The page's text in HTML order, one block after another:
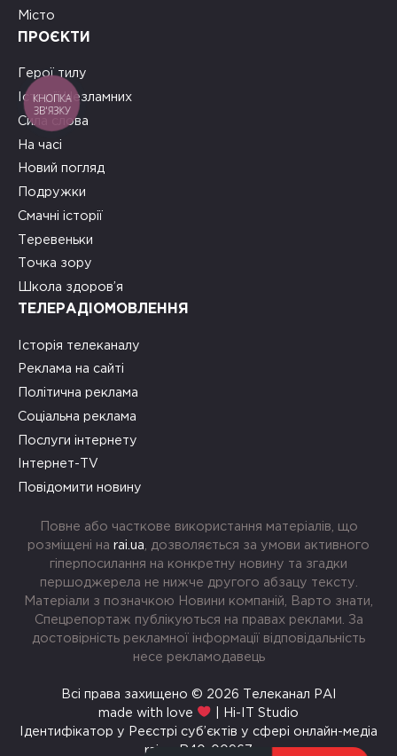
Місто
ПРОЄКТИ
Герої тилу
Історії Незламних
Сила слова
На часі
Новий погляд
Подружки
Смачні історії
Теревеньки
Точка зору
Школа здоров’я
ТЕЛЕРАДІОМОВЛЕННЯ
Історія телеканалу
Реклама на сайті
Політична реклама
Соціальна реклама
Послуги інтернету
Інтернет-TV
Повідомити новину
Повне або часткове використання матеріалів, що
розміщені на rai.ua , дозволяється за умови активного
гіперпосилання на конкретну новину та згадки
першоджерела не нижче другого абзацу тексту.
Матеріали з позначкою Новини компаній, Варто знати,
Спецрепортаж публікуються на правах реклами. За
достовірність рекламної інформації відповідальність
несе рекламодавець
Всі права захищено © 2026 Телеканал РАІ
made with love
| Hi-IT Studio
Ідентифікатор у Реєстрі суб’єктів у сфері онлайн-медіа
rai.ua R40-00967
КНОПКА
ЗВ'ЯЗКУ